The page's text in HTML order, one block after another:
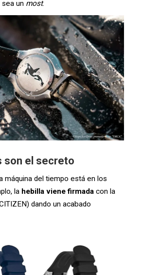
sea un most.
son el secreto
máquina del tiempo está en los
la hebilla viene firmadacon la
dando un acabado